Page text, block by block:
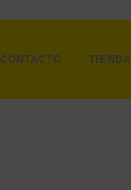
CONTACTO TIENDA